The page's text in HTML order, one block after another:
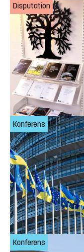
Disputation
Konferens
Konferens